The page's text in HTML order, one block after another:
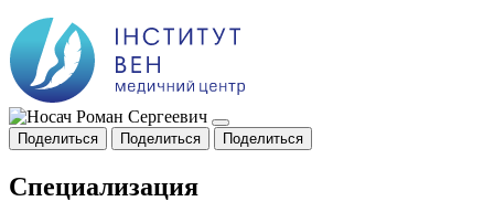
Поделиться Поделиться Поделиться
Специализация